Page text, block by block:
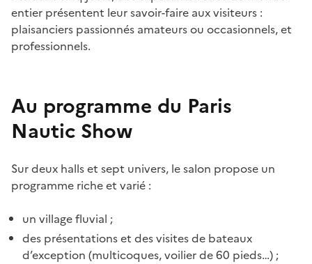
entier présentent leur savoir-faire aux visiteurs :
plaisanciers passionnés amateurs ou occasionnels, et
professionnels.
Au programme du Paris
Nautic Show
Sur deux halls et sept univers, le salon propose un
programme riche et varié :
un village fluvial ;
des présentations et des visites de bateaux
d’exception (multicoques, voilier de 60 pieds…) ;